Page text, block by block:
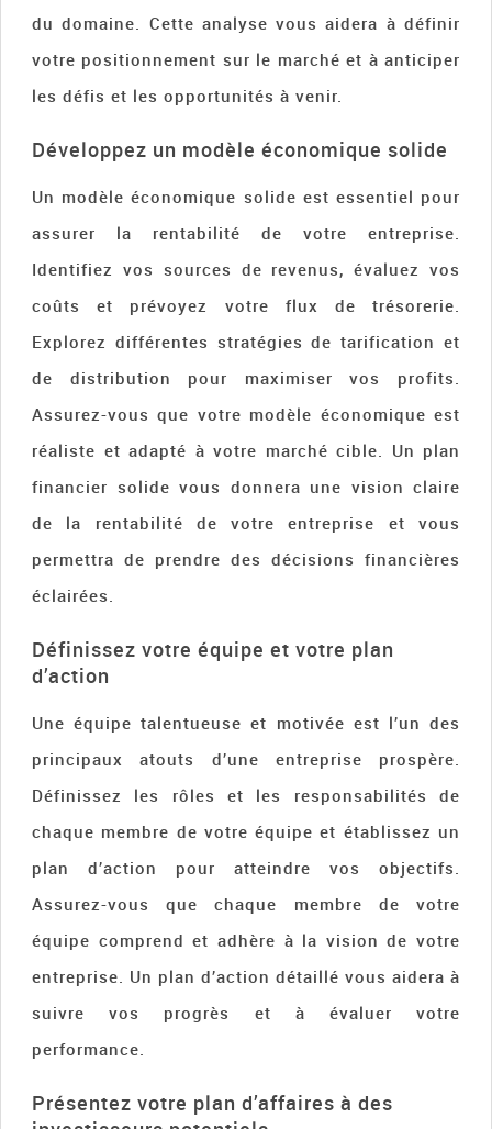
du domaine. Cette analyse vous aidera à définir
votre positionnement sur le marché et à anticiper
les défis et les opportunités à venir.
Développez un modèle économique solide
Un modèle économique solide est essentiel pour
assurer la rentabilité de votre entreprise.
Identifiez vos sources de revenus, évaluez vos
coûts et prévoyez votre flux de trésorerie.
Explorez différentes stratégies de tarification et
de distribution pour maximiser vos profits.
Assurez-vous que votre modèle économique est
réaliste et adapté à votre marché cible. Un plan
financier solide vous donnera une vision claire
de la rentabilité de votre entreprise et vous
permettra de prendre des décisions financières
éclairées.
Définissez votre équipe et votre plan
d’action
Une équipe talentueuse et motivée est l’un des
principaux atouts d’une entreprise prospère.
Définissez les rôles et les responsabilités de
chaque membre de votre équipe et établissez un
plan d’action pour atteindre vos objectifs.
Assurez-vous que chaque membre de votre
équipe comprend et adhère à la vision de votre
entreprise. Un plan d’action détaillé vous aidera à
suivre vos progrès et à évaluer votre
performance.
Présentez votre plan d’affaires à des